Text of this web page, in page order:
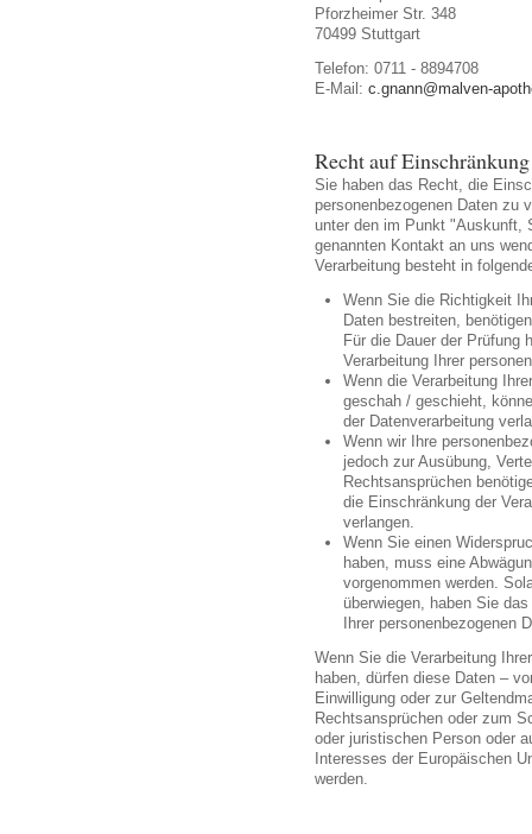
Pforzheimer Str. 348
70499 Stuttgart
Telefon: 0711 - 8894708
E-Mail: c.gnann@malven-
Recht auf
Sie haben das Recht, die
personenbezogenen Daten zu
unter den im Punkt "Auskunft,
genannten Kontakt an uns
Verarbeitung besteht in
Wenn Sie die Richtigkeit
Daten bestreiten,
Für die Dauer der Prüfung
Verarbeitung Ihrer
Wenn die Verarbeitung
geschah / geschieht,
der Datenverarbeitung
Wenn wir Ihre
jedoch zur Ausübung,
Rechtsansprüchen
die Einschränkung der
verlangen.
Wenn Sie einen
haben, muss eine
vorgenommen werden.
überwiegen, haben Sie
Ihrer personenbezogenen
Wenn Sie die Verarbeitung
haben, dürfen diese Daten –
Einwilligung oder zur
Rechtsansprüchen oder zum
oder juristischen Person oder
Interesses der Europäischen
werden.